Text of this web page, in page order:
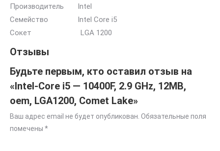
Производитель Intel
Семейство Intel Core i5
Сокет LGA 1200
Отзывы
Будьте первым, кто оставил отзыв на
«Intel-Core i5 — 10400F, 2.9 GHz, 12MB,
oem, LGA1200, Comet Lake»
Ваш адрес email не будет опубликован. Обязательные поля
помечены *